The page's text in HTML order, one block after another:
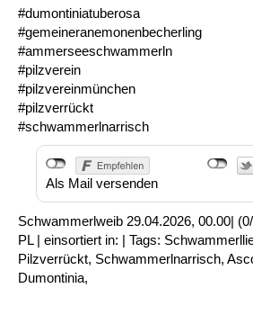
#dumontiniatuberosa
#gemeineranemonenbecherling
#ammerseeschwammerln
#pilzverein
#pilzvereinmünchen
#pilzverrückt
#schwammerlnarrisch
Als Mail versenden
Schwammerlweib 29.04.2026, 00.00|
PL| einsortiert in: | Tags:
Pilzverrückt, Schwammerlnarrisch,
Dumontinia,